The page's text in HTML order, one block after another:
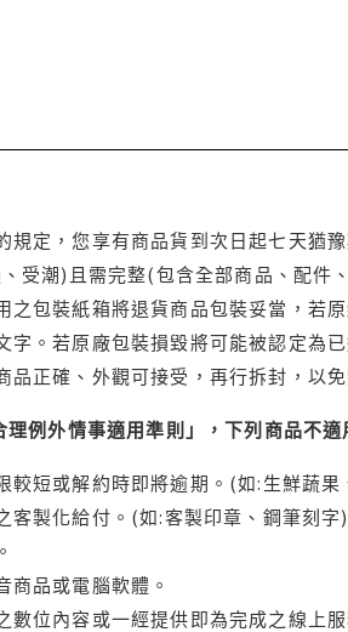
規定，您享有商品貨到次日起七天猶
受潮)且需完整(包含全部商品、配件
之包裝紙箱將退貨商品包裝妥當，若
字。若原廠包裝損毀將可能被認定為
品正確、外觀可接受，再行拆封，以
例外情事適用準則」，下列商品不
較短或解約時即將逾期。(如:生鮮蔬
客製化給付。(如:客製印章、鋼筆刻字)
商品或電腦軟體。
數位內容或一經提供即為完成之線上